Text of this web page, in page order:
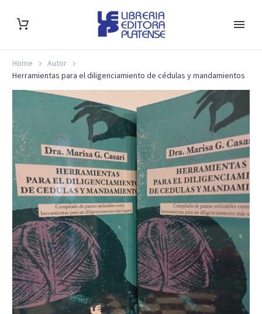
Home
Autor
Herramientas para el diligenciamiento de cédulas y mandamientos